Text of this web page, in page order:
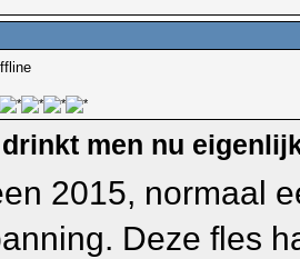
men nu
2015, normaal
Deze fles